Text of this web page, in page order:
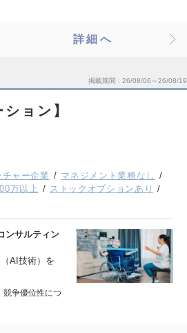
詳細へ
掲載期間 26/08/06～26/08/19
ョン】
チャー企業
マネジメント業務なし
万以上
ストックオプションあり
ンサルティン
AI技術）を
競争優位性につ